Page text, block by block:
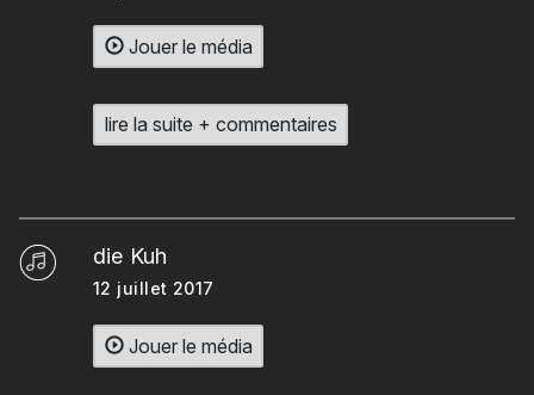
Jouer le média
lire la suite + commentaires
die Kuh
12 juillet 2017
Jouer le média